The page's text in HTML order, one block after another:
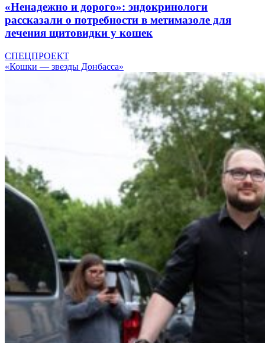
«Ненадежно и дорого»: эндокринологи
рассказали о потребности в метимазоле для
лечения щитовидки у кошек
СПЕЦПРОЕКТ
«Кошки — звезды Донбасса»